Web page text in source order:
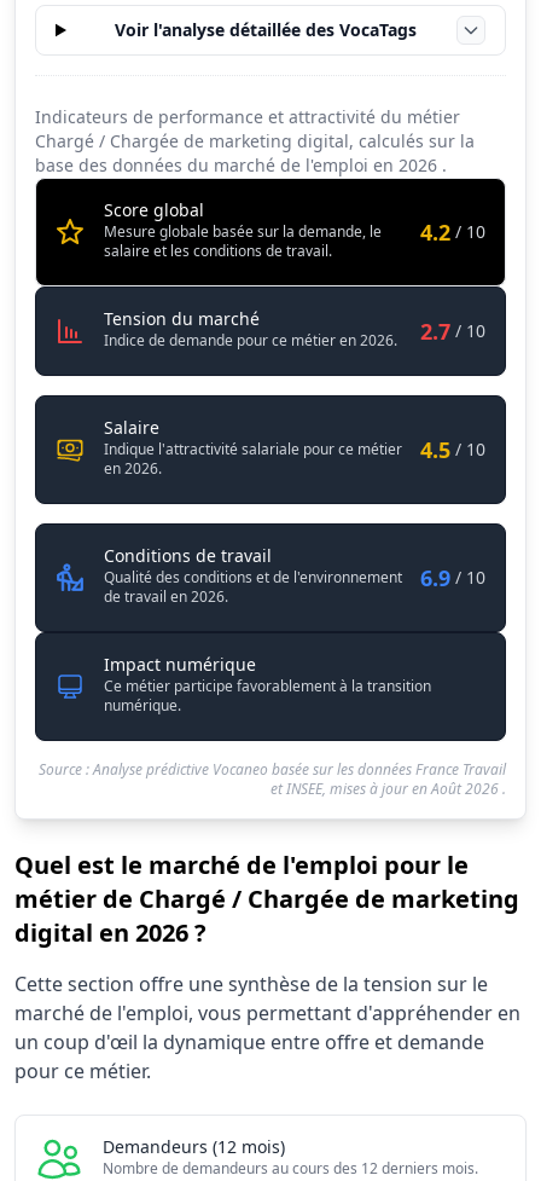
Voir l'analyse détaillée des VocaTags
Indicateurs de performance et attractivité du métier
Chargé / Chargée de marketing digital, calculés sur la
base des données du marché de l'emploi en 2026 .
Score global
Mesure globale basée sur la demande, le
salaire et les conditions de travail.
4.2 / 10
Tension du marchéChargé / Chargée de marketing
Indice de demande pour ce métier en 2026. 2.7 / 10
SalaireChargé / Chargée de marketing digital
Indique l'attractivité salariale pour ce métier
en 2026.
4.5 / 10
Conditions de travail
Qualité des conditions et de l'environnement
de travail en 2026.
6.9 / 10
Impact numérique
Ce métier participe favorablement à la transition
numérique.
Source : Analyse prédictive Vocaneo basée sur les données France Travail
et INSEE, mises à jour enAoût 2026.
Quel est le marché de l'emploi pour le
métier de Chargé / Chargée de marketing
digital en 2026 ?
Statistiques recrutement Chargé / Chargée de marketing
Indicateur
Demandeurs d'emploi (12 mois)
1450
Offres publiées (12 mois)
Indice de tension globale
Cette section offre une synthèse de la tension sur le
marché de l'emploi, vous permettant d'appréhender en
un coup d'œil la dynamique entre offre et demande
pour ce métier.
Demandeurs (12 mois)
Nombre de demandeurs au cours des 12 derniers mois.